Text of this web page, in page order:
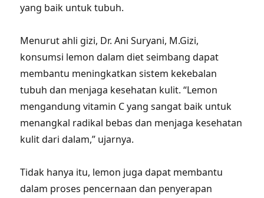
yang baik untuk tubuh.
Menurut ahli gizi, Dr. Ani Suryani, M.Gizi,
konsumsi lemon dalam diet seimbang dapat
membantu meningkatkan sistem kekebalan
tubuh dan menjaga kesehatan kulit. “Lemon
mengandung vitamin C yang sangat baik untuk
menangkal radikal bebas dan menjaga kesehatan
kulit dari dalam,” ujarnya.
Tidak hanya itu, lemon juga dapat membantu
dalam proses pencernaan dan penyerapan